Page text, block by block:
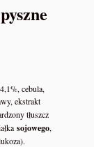
cebula,
ekstrakt
tłuszcz
sojowego,